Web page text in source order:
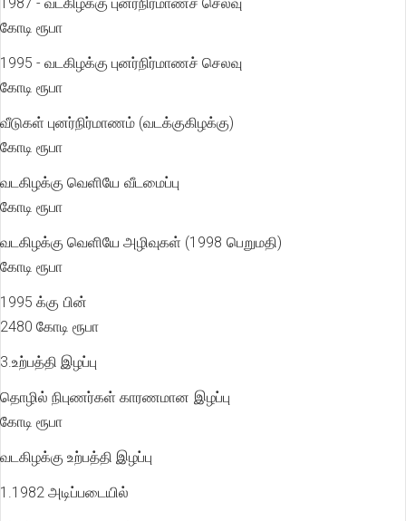
கோடி ரூபா
1995 - வடகிழக்கு புனர்நிர்மாணச்
கோடி ரூபா
வீடுகள் புனர்நிர்மாணம்
கோடி ரூபா
வடகிழக்கு வெளியே
கோடி ரூபா
வடகிழக்கு வெளியே அழிவுகள் (1998
கோடி ரூபா
1995 க்கு
2480 கோடி ரூபா
3.உற்பத்தி இழப்பு
தொழில் நிபுணர்கள் காரணமான இழப்பு
கோடி ரூபா
வடகிழக்கு உற்பத்தி இழப்பு
1.1982 அடிப்படையில்